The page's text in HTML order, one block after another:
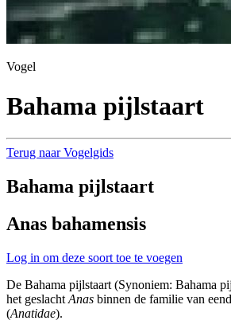
Vogel
Bahama pijlstaart
Terug naar Vogelgids
Bahama pijlstaart
Anas bahamensis
Log in om deze soort toe te voegen
De Bahama pijlstaart (Synoniem: Bahama
het geslacht Anas binnen de familie van
(Anatidae).